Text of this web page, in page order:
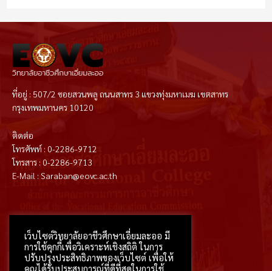
ที่อยู่ : 507/2 ซอยสวนพลู ถนนสาทร 3 แขวงทุ่งมหาเมฆ เขตสาทร
กรุงเทพมหานคร 10120
ติดต่อ
โทรศัพท์ : 0-2286-9712
โทรสาร : 0-2286-9713
E-Mail : Saraban@eovc.ac.th
w a
e
b
o
o
-
r
b
b
l
e
o
u
b
e
i
t
e
r
e
t
e
u
m
เว็บไซต์วิทยาลัยอาชีวศึกษาเอี่ยมละออ มี
การใช้คุกกี้เพื่อวิเคราะห์เชิงสถิติ ในการ
ปรับปรุงประสิทธิภาพของเว็บไซต์ เพื่อให้
คุณได้รับประสบการณ์ที่ดีที่สุดในการใช้